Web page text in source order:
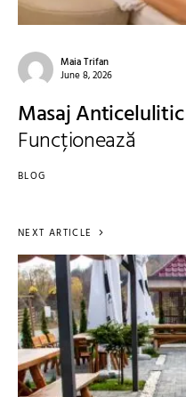
Maia Trifan
June 8, 2026
Masaj
Funcționează
BLOG
NEXT ARTICLE